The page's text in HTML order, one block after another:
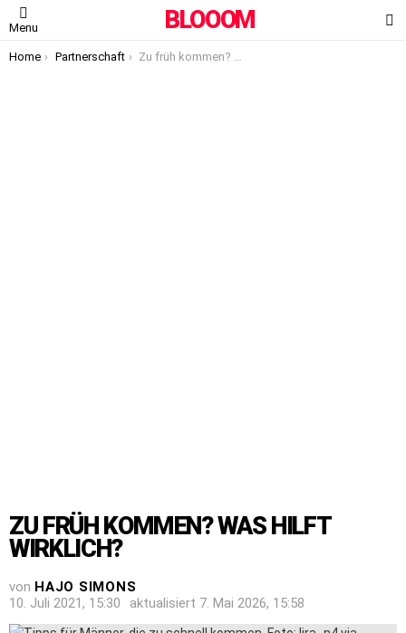
Menu BLOOOM
You are here:
Home Partnerschaft Zu früh kommen? Was hilft wirklich?
ZU FRÜH KOMMEN? WAS HILFT
WIRKLICH?
von HAJO SIMONS
10. Juli 2021, 15:30
aktualisiert 7. Mai 2026, 15:58